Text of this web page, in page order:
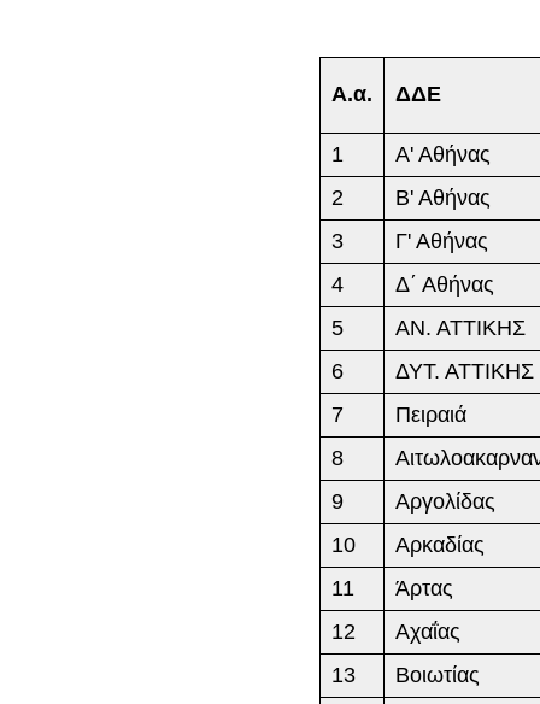
Α.α. ΔΔΕ
1
Α' Αθήνας
2
Β' Αθήνας
3
Γ' Αθήνας
4
Δ΄ Αθήνας
5
ΑΝ. ΑΤΤΙΚΗΣ
6
ΔΥΤ. ΑΤΤΙΚΗΣ
7
Πειραιά
8
9
Αργολίδας
10
Αρκαδίας
11
Άρτας
12
Αχαΐας
13
Βοιωτίας